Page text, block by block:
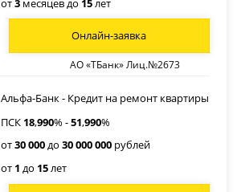
от3 месяцев до 15лет
АО «ТБанк» Лиц.№2673
Онлайн-заявка
Альфа-Банк - Кредит на ремонт квартиры
ПСК 18,990% -51,990%
от30 000до30 000 000 рублей
от 1 до 15лет